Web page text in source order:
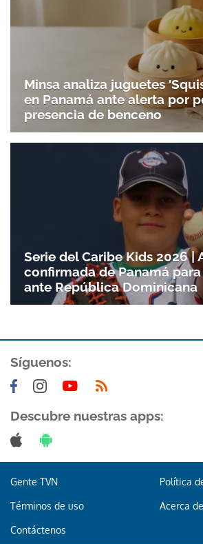
Minsa analiza juguetes
en Panamá ante alerta por
presencia de benceno
Serie del Caribe Kids 2026 |
confirmada de Panamá
ante República Dominicana
Síguenos:
Descubre nuestras apps:
Gente TVN Política
Términos de uso Acerca
Contáctenos